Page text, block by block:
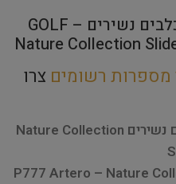
ARTERO – מסרק להב לכלבים נשירים GOLF –
Nature Collection
מספרות רשומים צרו
ARTERO – מסרק להב לכלבים נשירים Nature Collection
P777 Artero – Nature